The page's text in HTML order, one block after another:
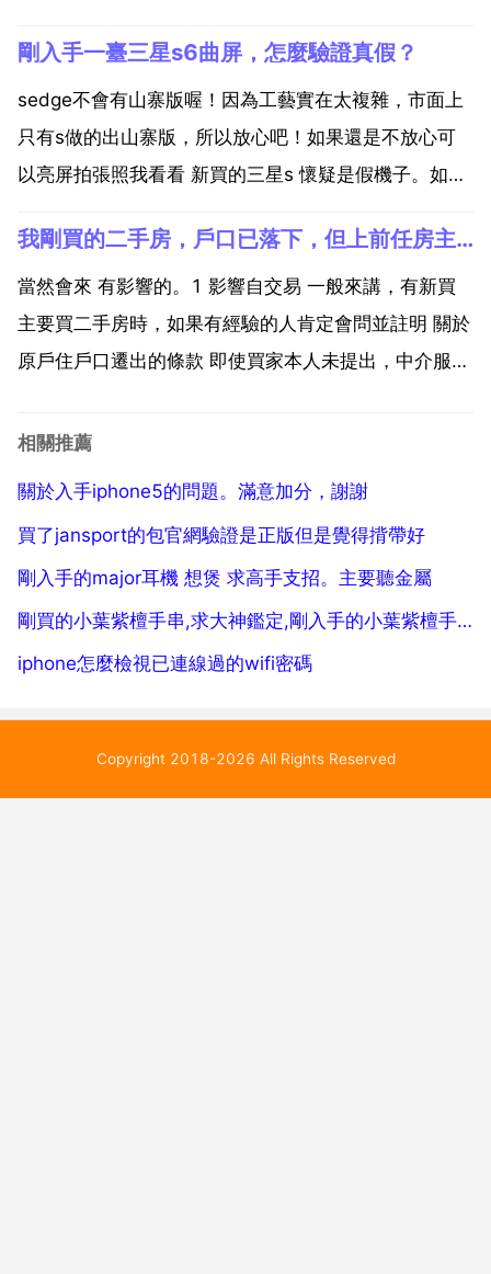
問題 因越獄導致睜鏈銀的軟體衝突 程式異常 解決方案
換一張手機卡再試，注意網路格式 g g和...
剛入手一臺三星s6曲屏，怎麼驗證真假？
sedge不會有山寨版喔！因為工藝實在太複雜，市面上
只有s做的出山寨版，所以放心吧！如果還是不放心可
以亮屏拍張照我看看 新買的三星s 懷疑是假機子。如何
市場存在山寨機 水貨 轉殖機 翻新機等，通過刷機等手
段可以更改手機imei號，因此單憑串號 軟體...
我剛買的二手房，戶口已落下，但上前任房主戶口沒遷走，我以後賣
當然會來 有影響的。1 影響自交易 一般來講，有新買
主要買二手房時，如果有經驗的人肯定會問並註明 關於
原戶住戶口遷出的條款 即使買家本人未提出，中介服務
買家當要入戶時就不能落戶，這在當地派出所是有備案
相關推薦
關於入手iphone5的問題。滿意加分，謝謝
買了jansport的包官網驗證是正版但是覺得揹帶好
剛入手的major耳機 想煲 求高手支招。主要聽金屬
剛買的小葉紫檀手串,求大神鑑定,剛入手的小葉紫檀手串，不知道真假，求大神鑑定
iphone怎麼檢視已連線過的wifi密碼
Copyright 2018-2026 All Rights Reserved